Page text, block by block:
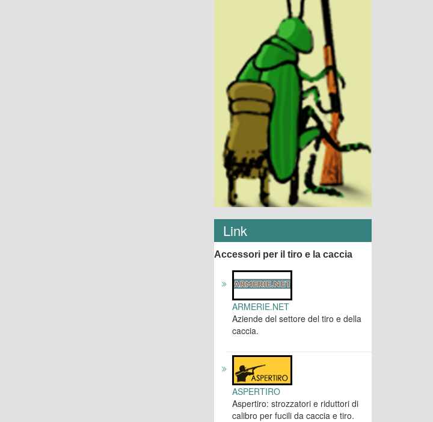
Link
Accessori per il tiro e la caccia
ARMERIE.NET
Aziende del settore del tiro e della
caccia.
ASPERTIRO
Aspertiro: strozzatori e riduttori di
calibro per fucili da caccia e tiro.